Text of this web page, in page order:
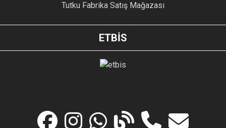
Tutku Fabrika Satış Mağazası
ETBİS